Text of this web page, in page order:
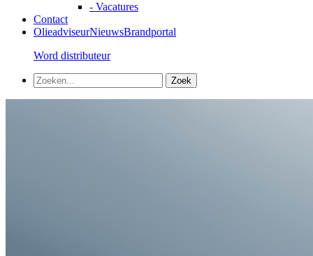
- Vacatures
Contact
OlieadviseurNieuwsBrandportal
Word distributeur